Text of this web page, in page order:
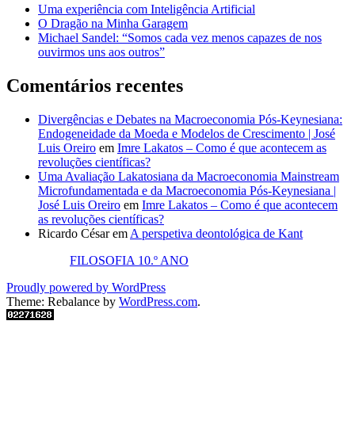
Uma experiência com Inteligência Artificial
O Dragão na Minha Garagem
Michael Sandel: “Somos cada vez menos capazes de nos
ouvirmos uns aos outros”
Comentários recentes
Divergências e Debates na Macroeconomia Pós-Keynesiana:
Endogeneidade da Moeda e Modelos de Crescimento | José
Luis Oreiro em Imre Lakatos – Como é que acontecem as
revoluções científicas?
Uma Avaliação Lakatosiana da Macroeconomia Mainstream
Microfundamentada e da Macroeconomia Pós-Keynesiana |
José Luis Oreiro em Imre Lakatos – Como é que acontecem
as revoluções científicas?
Ricardo Césarem A perspetiva deontológica de Kant
FILOSOFIA 10.º ANO
Proudly powered by WordPress
Theme: Rebalance by WordPress.com.